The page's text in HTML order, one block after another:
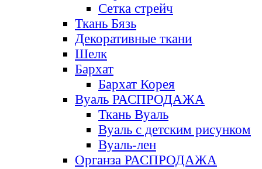
Сетка стрейч
Ткань Бязь
Декоративные ткани
Шелк
Бархат
Бархат Корея
Вуаль РАСПРОДАЖА
Ткань Вуаль
Вуаль с детским рисунком
Вуаль-лен
Органза РАСПРОДАЖА